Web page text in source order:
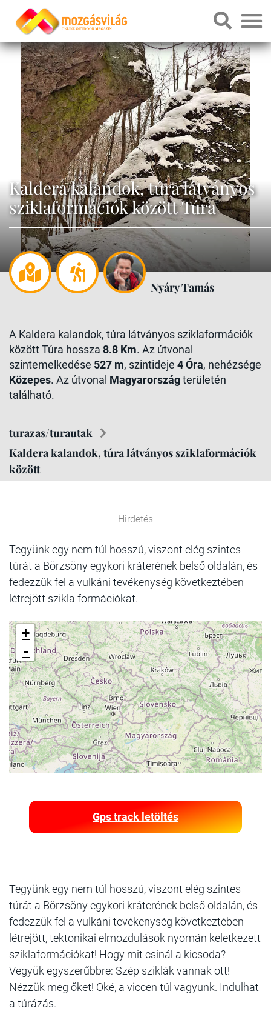
Kaldera kalandok, túra látványos
sziklaformációk között Túra
Nyáry Tamás
A Kaldera kalandok, túra látványos sziklaformációk
között Túra hossza 8.8 Km. Az útvonal
szintemelkedése 527 m, szintideje 4 Óra, nehézsége
Közepes. Az útvonal Magyarországterületén
található.
turazas/turautak
Kaldera kalandok, túra látványos sziklaformációk
között
Hirdetés
Tegyünk egy nem túl hosszú, viszont elég szintes
túrát a Börzsöny egykori kráterének belső oldalán, és
fedezzük fel a vulkáni tevékenység következtében
létrejött szikla formációkat.
+
-
Gps track letöltés
Tegyünk egy nem túl hosszú, viszont elég szintes
túrát a Börzsöny egykori kráterének belső oldalán, és
fedezzük fel a vulkáni tevékenység következtében
létrejött, tektonikai elmozdulások nyomán keletkezett
sziklaformációkat! Hogy mit csinál a kicsoda?
Vegyük egyszerűbbre: Szép sziklák vannak ott!
Nézzük meg őket! Oké, a viccen túl vagyunk. Indulhat
a túrázás.